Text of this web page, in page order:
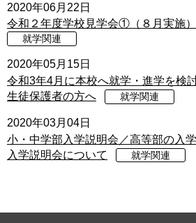
2020年06月22日
令和２年度学校見学会①（８月実施
就学関連
2020年05月15日
令和3年4月に本校へ就学・進学を検
生徒保護者の方へ
就学関連
2020年03月04日
小・中学部入学説明会／高等部の入
入学説明会について
就学関連